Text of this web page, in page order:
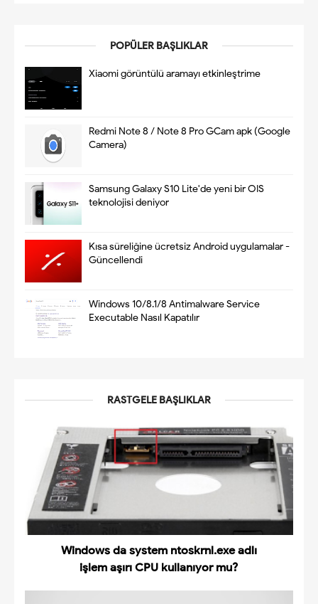
POPÜLER BAŞLIKLAR
Xiaomi görüntülü aramayı etkinleştrime
Redmi Note 8 / Note 8 Pro GCam apk (Google
Camera)
Samsung Galaxy S10 Lite'de yeni bir OIS
teknolojisi deniyor
Kısa süreliğine ücretsiz Android uygulamalar -
Güncellendi
Windows 10/8.1/8 Antimalware Service
Executable Nasıl Kapatılır
RASTGELE BAŞLIKLAR
Windows da system ntoskrnl.exe adlı
işlem aşırı CPU kullanıyor mu?